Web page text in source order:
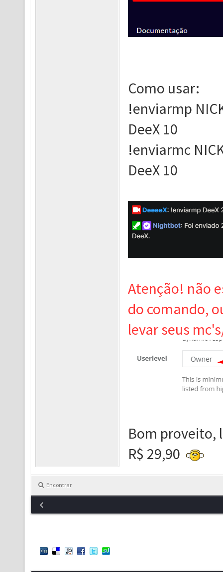
Como usar:
!enviarmp
DeeX 10
!enviarmc
DeeX 10
Atenção! não
do comando,
levar seus
Bom proveito,
R$ 29,90
Encontrar